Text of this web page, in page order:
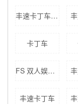
丰速卡丁车价格
卡丁车
FS 双人娱乐车厂家
丰速卡丁车